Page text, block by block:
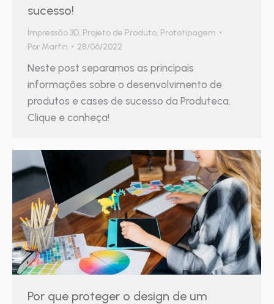
sucesso!
Impressão 3D, Projeto de Produto, Prototipagem
Por Marfin 28/06/2022
Neste post separamos as principais
informações sobre o desenvolvimento de
produtos e cases de sucesso da Produteca.
Clique e conheça!
Por que proteger o design de um